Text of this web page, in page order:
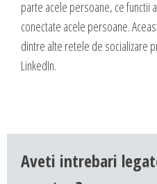
parte acele persoane, ce functii
conectate acele persoane.
dintre alte retele de socializare
LinkedIn.
Aveti intrebari